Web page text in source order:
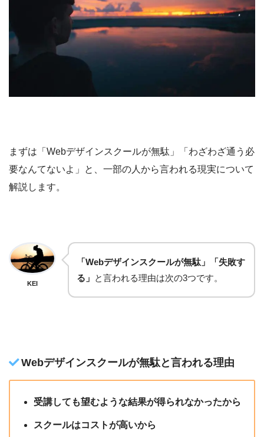
まずは「Webデザインスクールが無駄」「わざわざ通う必
要なんてないよ」と、一部の人から言われる現実について
解説します。
KEI
「Webデザインスクールが無駄」「失敗す
る」 と言われる理由は次の3つです。
Webデザインスクールが無駄と言われる理由
受講しても望むような結果が得られなかったから
スクールはコストが高いから